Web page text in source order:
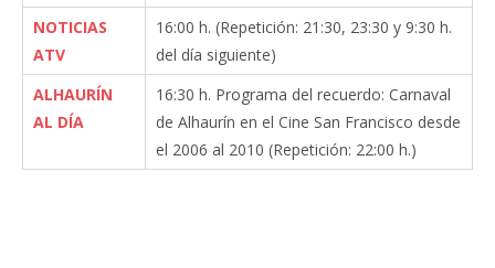
NOTICIAS
ATV
16:00 h. (Repetición: 21:30, 23:30 y 9:30 h.
del día siguiente)
ALHAURÍN
AL DÍA
16:30 h. Programa del recuerdo: Carnaval
de Alhaurín en el Cine San Francisco desde
el 2006 al 2010 (Repetición: 22:00 h.)